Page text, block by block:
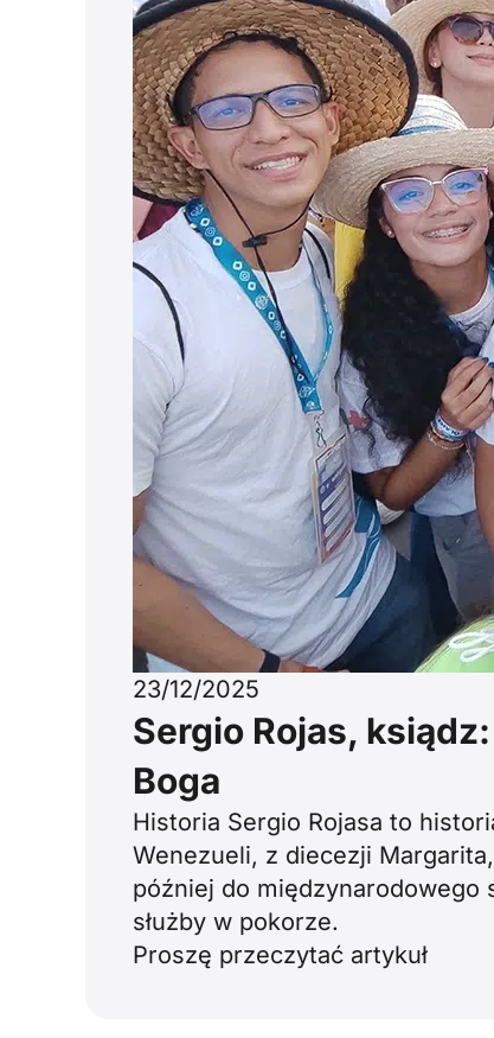
23/12/2025
Sergio Rojas,
Boga
Historia Sergio Rojasa to
Wenezueli, z diecezji
później do międzynarodowego
służby w pokorze.
Proszę przeczytać artykuł